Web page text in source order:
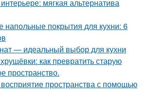
мягкая альтернатива
покрытия для кухни: 6
— идеальный выбор для кухни
как превратить старую
пространство.
пространства с помощью